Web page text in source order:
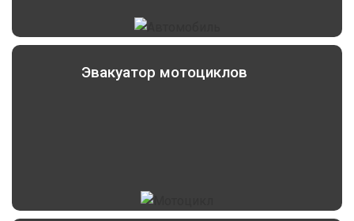
Эвакуатор мотоциклов